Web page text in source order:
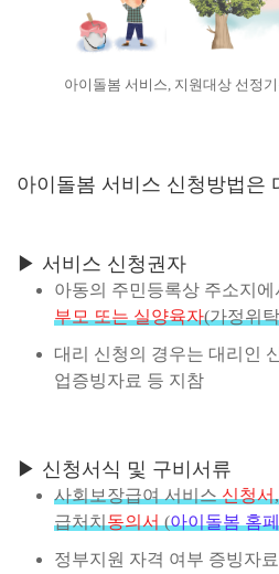
아이돌봄 서비스, 지원대상 선정
아이돌봄 서비스 신청방법은
▶ 서비스 신청권자
아동의 주민등록상 주소지
부모 또는 실양육자(가정위
대리 신청의 경우는 대리인
업증빙자료 등 지참
▶ 신청서식 및 구비서류
사회보장급여 서비스신청서
급처치동의서(아이돌봄 홈
정부지원 자격 여부 증빙자